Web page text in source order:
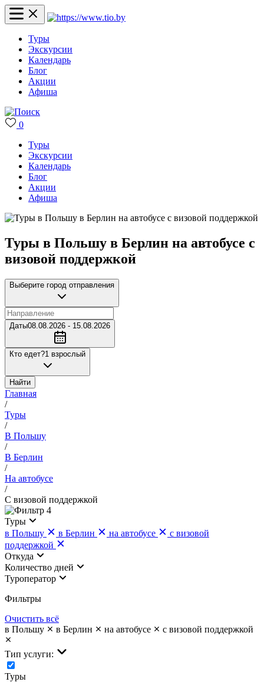
Туры
Экскурсии
Календарь
Блог
Акции
Афиша
0
Туры
Экскурсии
Календарь
Блог
Акции
Афиша
Туры в Польшу в Берлин на автобусе с
визовой поддержкой
Выберите город отправления
Даты08.08.2026 - 15.08.2026
Кто едет?1 взрослый
Найти
Главная
/
Туры
/
В Польшу
/
В Берлин
/
На автобусе
/
С визовой поддержкой
4
Туры
в Польшу
в Берлин на автобусе
с визовой
поддержкой
Откуда
Количество дней
Туроператор
Фильтры
Очистить всё
в Польшу
в Берлин на автобусе с визовой поддержкой
Тип услуги:
Туры